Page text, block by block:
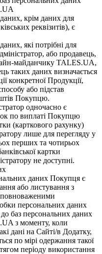
крім даних для
реквізитів), є
які потрібні для
або продавець,
майданчику TALES.UA,
таких даних визначається
конкретної Продукції,
або підстав
Покупцю.
одночасно є
по виплаті Покупцю
(карткового рахунку)
лише для перегляду у
перших та чотирьох
картки
не доступні.
даних Покупця є
або листування з
персональних даних
баз персональних даних
з моменту, коли
дані на Сайті/в Додатку,
по мірі одержання такої
періоду використання